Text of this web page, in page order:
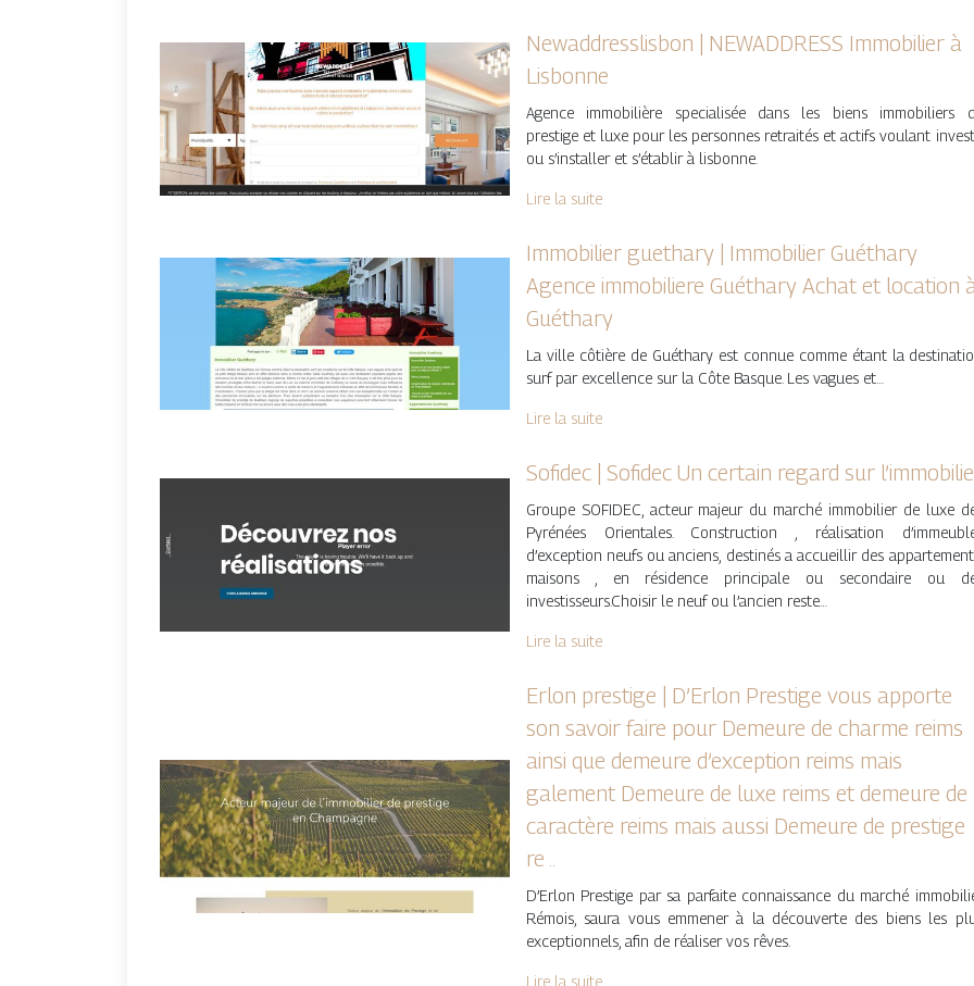
Ne­waddresslis­bon | NEWADDRESS Immobilier à
Lisbonne
Agence immobilière specialisée dans les biens immobiliers
prestige et luxe pour les personnes retraités et actifs voulant
ou s’installer et s’établir à lisbonne.
Lire la suite
Immobilier guethary | Immobilier Guéthary
Agence immobiliere Guéthary Achat et location
Guéthary
La ville côtière de Guéthary est connue comme étant la
surf par excellence sur la Côte Basque. Les vagues et…
Lire la suite
Sofidec | Sofidec Un certain regard sur
Groupe SOFIDEC, acteur majeur du marché immobilier de luxe
Pyrénées Orientales. Construction , réalisation
d’exception neufs ou anciens, destinés a accueillir des
maisons , en résidence principale ou secondaire ou
investisseurs.Choisir le neuf ou l’ancien reste…
Lire la suite
Erlon prestige | D’Erlon Prestige vous apporte
son savoir faire pour Demeure de charme reims
ainsi que demeure d’exception reims mais
galement Demeure de luxe reims et demeure de
caractère reims mais aussi Demeure de prestige
re ..
D’Erlon Prestige par sa parfaite connaissance du marché
Rémois, saura vous emmener à la découverte des biens les
exceptionnels, afin de réaliser vos rêves.
Lire la suite